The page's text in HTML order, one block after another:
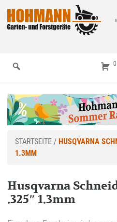
0
STARTSEITE / HUSQVARNA
1.3MM
Husqvarna
.325″ 1.3mm